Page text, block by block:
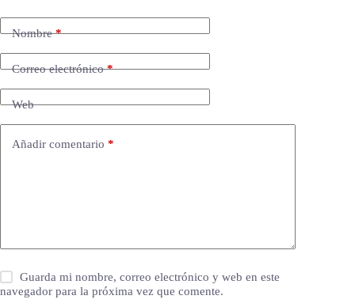
Nombre*
Correo electrónico*
Web
Añadir comentario *
Guarda mi nombre, correo electrónico y web en este
navegador para la próxima vez que comente.